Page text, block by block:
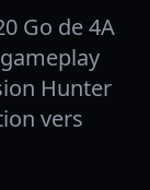
Go de 4A
Hunter
vers